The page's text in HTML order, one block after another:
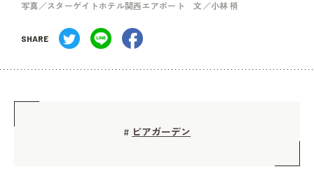
写真／スターゲイトホテル関西エアポート 文／小林 梢
SHARE
# ビアガーデン